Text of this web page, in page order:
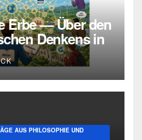
Erbe — Über den
Denkens in
AUS PHILOSOPHIE UND